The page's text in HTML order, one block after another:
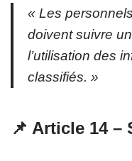
« Les
doivent suivre
l’utilisation des
classifiés. »
📌 Article 14 –